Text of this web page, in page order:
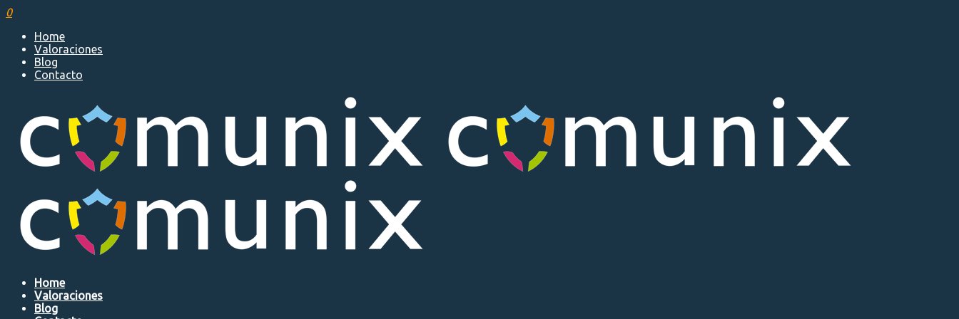
0
Home
Valoraciones
Blog
Contacto
Home
Valoraciones
Blog